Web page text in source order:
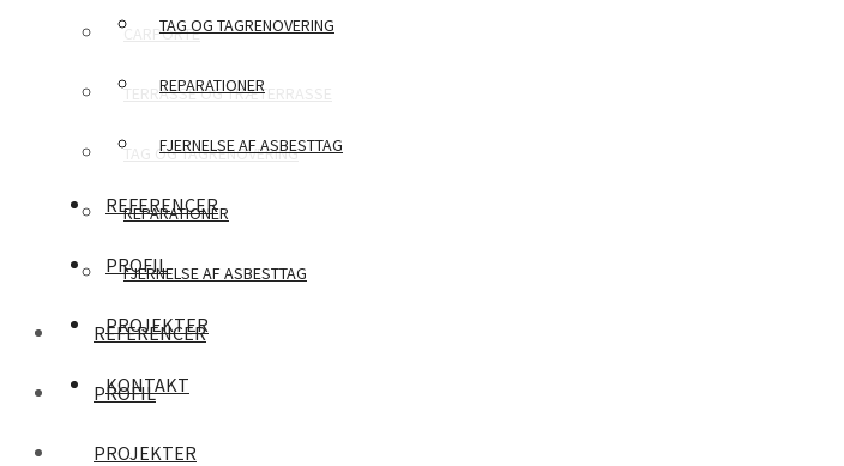
TAG OG TAGRENOVERING
REPARATIONER
FJERNELSE AF ASBESTTAG
REFERENCER
PROFIL
PROJEKTER
KONTAKT
CARPORTE
TERRASSE OG TRÆTERRASSE
TAG OG TAGRENOVERING
REPARATIONER
FJERNELSE AF ASBESTTAG
REFERENCER
PROFIL
PROJEKTER